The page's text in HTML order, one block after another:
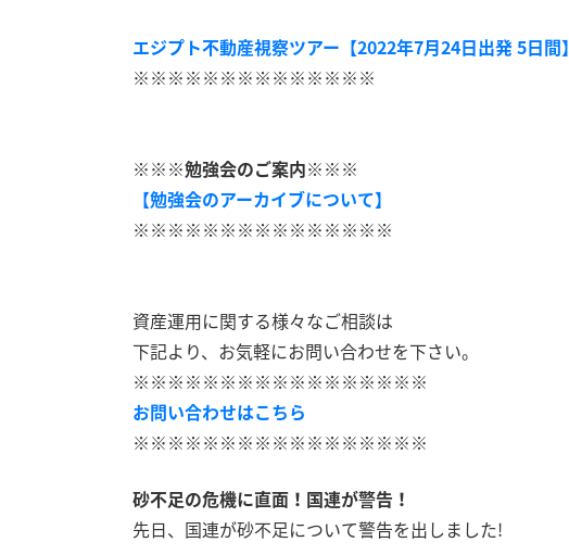
エジプト不動産視察ツアー【2022年7月24日出発 5日間】
※※※※※※※※※※※※※※
※※※勉強会のご案内※※※
【勉強会のアーカイブについて】
※※※※※※※※※※※※※※※
資産運用に関する様々なご相談は
下記より、お気軽にお問い合わせを下さい。
※※※※※※※※※※※※※※※※※
お問い合わせはこちら
※※※※※※※※※※※※※※※※※
砂不足の危機に直面！国連が警告！
先日、国連が砂不足について警告を出しました!